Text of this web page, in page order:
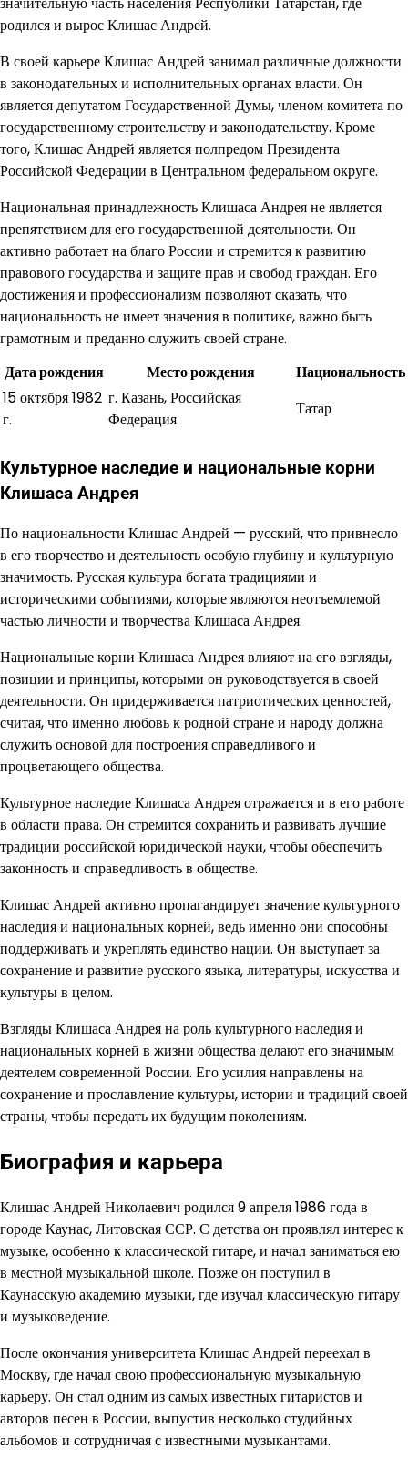
родился и вырос Клишас Андрей.
В своей карьере Клишас Андрей занимал различные должности
в законодательных и исполнительных органах власти. Он
является депутатом Государственной Думы, членом комитета по
государственному строительству и законодательству. Кроме
того, Клишас Андрей является полпредом Президента
Российской Федерации в Центральном федеральном округе.
Национальная принадлежность Клишаса Андрея не является
препятствием для его государственной деятельности. Он
активно работает на благо России и стремится к развитию
правового государства и защите прав и свобод граждан. Его
достижения и профессионализм позволяют сказать, что
национальность не имеет значения в политике, важно быть
грамотным и преданно служить своей стране.
Дата рождения
Место рождения
Национальность
15 октября 1982
г.
г. Казань, Российская
Федерация
Татар
Культурное наследие и национальные корни
Клишаса Андрея
По национальности Клишас Андрей — русский, что привнесло
в его творчество и деятельность особую глубину и культурную
значимость. Русская культура богата традициями и
историческими событиями, которые являются неотъемлемой
частью личности и творчества Клишаса Андрея.
Национальные корни Клишаса Андрея влияют на его взгляды,
позиции и принципы, которыми он руководствуется в своей
деятельности. Он придерживается патриотических ценностей,
считая, что именно любовь к родной стране и народу должна
служить основой для построения справедливого и
процветающего общества.
Культурное наследие Клишаса Андрея отражается и в его работе
в области права. Он стремится сохранить и развивать лучшие
традиции российской юридической науки, чтобы обеспечить
законность и справедливость в обществе.
Клишас Андрей активно пропагандирует значение культурного
наследия и национальных корней, ведь именно они способны
поддерживать и укреплять единство нации. Он выступает за
сохранение и развитие русского языка, литературы, искусства и
культуры в целом.
Взгляды Клишаса Андрея на роль культурного наследия и
национальных корней в жизни общества делают его значимым
деятелем современной России. Его усилия направлены на
сохранение и прославление культуры, истории и традиций своей
страны, чтобы передать их будущим поколениям.
Биография и карьера
Клишас Андрей Николаевич родился 9 апреля 1986 года в
городе Каунас, Литовская ССР. С детства он проявлял интерес к
музыке, особенно к классической гитаре, и начал заниматься ею
в местной музыкальной школе. Позже он поступил в
Каунасскую академию музыки, где изучал классическую гитару
и музыковедение.
После окончания университета Клишас Андрей переехал в
Москву, где начал свою профессиональную музыкальную
карьеру. Он стал одним из самых известных гитаристов и
авторов песен в России, выпустив несколько студийных
альбомов и сотрудничая с известными музыкантами.